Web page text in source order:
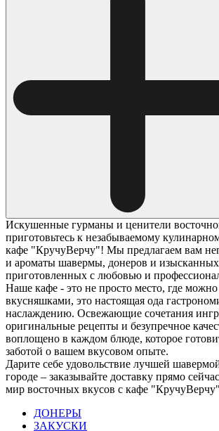
Искушенные гурманы и ценители
приготовьтесь к незабываемому
кафе "КручуВерчу"! Мы предлагаем вам
и ароматы шавермы, донеров и изысканных
приготовленных с любовью и
Наше кафе - это не просто место, где можно
вкусняшками, это настоящая ода
наслаждению. Освежающие сочетания
оригинальные рецепты и безупречное
воплощено в каждом блюде, которое
заботой о вашем вкусовом опыте.
Дарите себе удовольствие лучшей
городе – заказывайте доставку прямо
мир восточных вкусов с кафе
ДОНЕРЫ
ЗАКУСКИ